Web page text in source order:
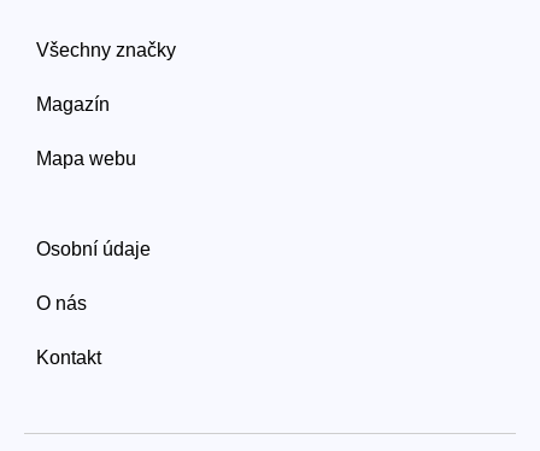
Všechny značky
Magazín
Mapa webu
Osobní údaje
O nás
Kontakt